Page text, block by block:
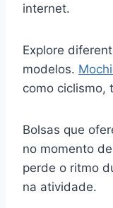
internet.
Explore
modelos.
como ciclismo,
Bolsas que
no momento
perde o ritmo
na atividade.